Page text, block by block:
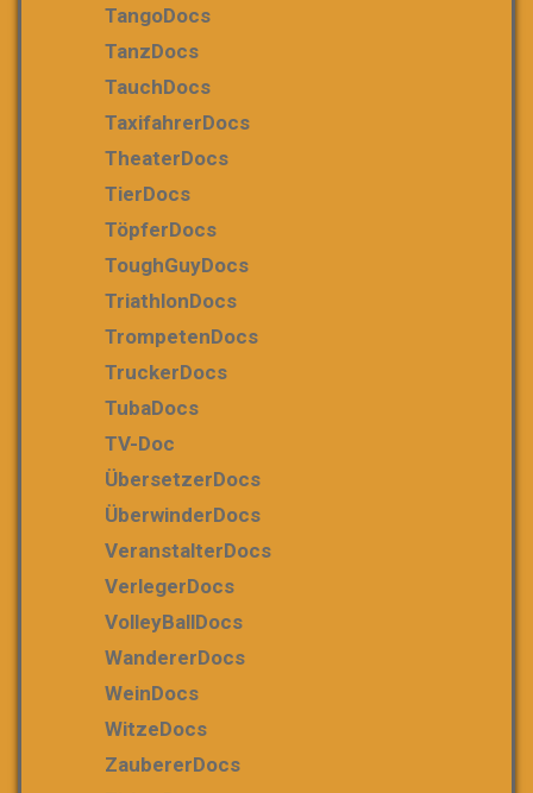
TangoDocs
TanzDocs
TauchDocs
TaxifahrerDocs
TheaterDocs
TierDocs
TöpferDocs
ToughGuyDocs
TriathlonDocs
TrompetenDocs
TruckerDocs
TubaDocs
TV-Doc
ÜbersetzerDocs
ÜberwinderDocs
VeranstalterDocs
VerlegerDocs
VolleyBallDocs
WandererDocs
WeinDocs
WitzeDocs
ZaubererDocs